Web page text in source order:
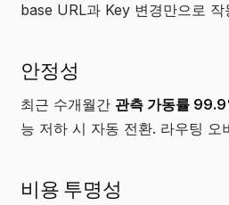
base URL과 Key 변경만으로 작
안정성
최근 수개월간 관측 가동률
능 저하 시 자동 전환. 라우팅 오
비용 투명성